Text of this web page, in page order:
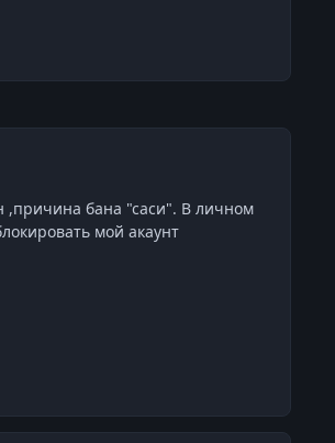
,причина бана "саси". В личном
мой акаунт